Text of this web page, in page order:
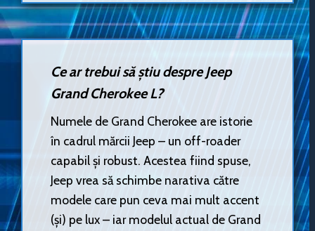
Ce ar trebui să știu despre Jeep
Grand Cherokee L?
Numele de Grand Cherokee are istorie
în cadrul mărcii Jeep – un off-roader
capabil și robust. Acestea fiind spuse,
Jeep vrea să schimbe narativa către
modele care pun ceva mai mult accent
(și) pe lux – iar modelul actual de Grand